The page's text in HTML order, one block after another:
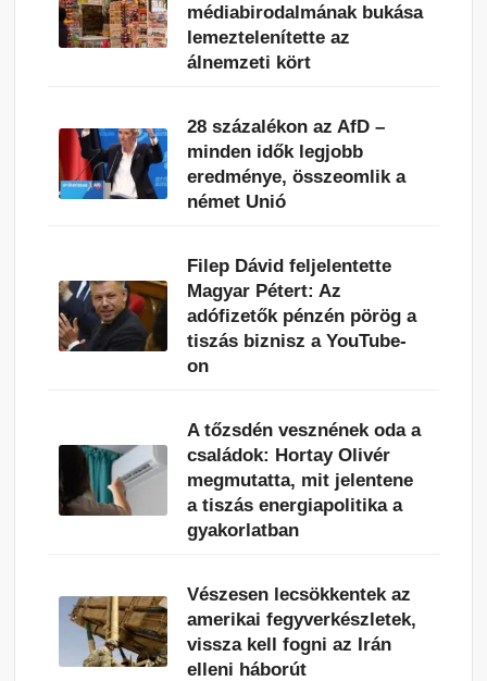
médiabirodalmának bukása
lemeztelenítette az
álnemzeti kört
28 százalékon az AfD –
minden idők legjobb
eredménye, összeomlik a
német Unió
Filep Dávid feljelentette
Magyar Pétert: Az
adófizetők pénzén pörög a
tiszás biznisz a YouTube-
on
A tőzsdén vesznének oda a
családok: Hortay Olivér
megmutatta, mit jelentene
a tiszás energiapolitika a
gyakorlatban
Vészesen lecsökkentek az
amerikai fegyverkészletek,
vissza kell fogni az Irán
elleni háborút